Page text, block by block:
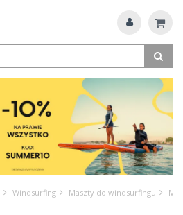
Windsurfing Maszty do windsurfingu